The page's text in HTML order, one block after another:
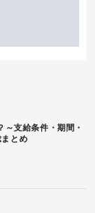
～支給条件・期間・
とめ